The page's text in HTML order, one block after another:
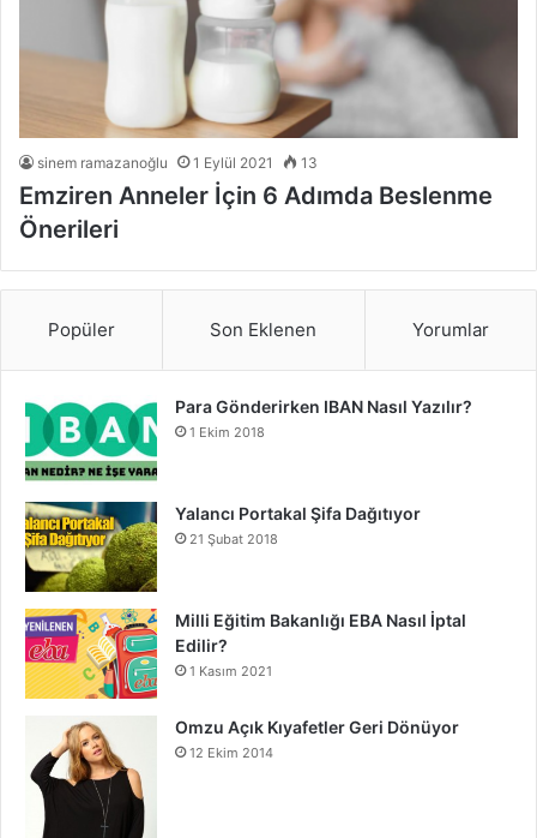
sinem ramazanoğlu 1 Eylül 2021 13
Emziren Anneler İçin 6 Adımda Beslenme
Önerileri
Popüler Son Eklenen Yorumlar
Para Gönderirken IBAN Nasıl Yazılır?
1 Ekim 2018
Yalancı Portakal Şifa Dağıtıyor
21 Şubat 2018
Milli Eğitim Bakanlığı EBA Nasıl İptal
Edilir?
1 Kasım 2021
Omzu Açık Kıyafetler Geri Dönüyor
12 Ekim 2014